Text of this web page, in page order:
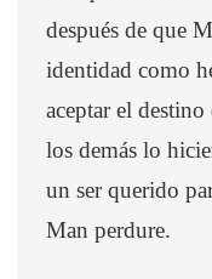
después de que
identidad como
aceptar el
los demás lo
un ser querido
Man perdure.